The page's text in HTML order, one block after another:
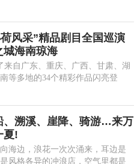
风采”精品剧目全国巡演
城海南琼海
来自广东、重庆、广西、甘肃、湖
等多地的34个精彩作品闪亮登
、溯溪、崖降、骑游…来万
夏!
海边，浪花一次次涌来，耳边是
风格各异的冲浪店，空气里都是